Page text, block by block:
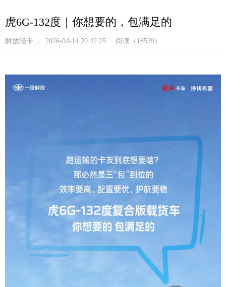
转
到
主
容
虎6G-132度｜你想要的，包满足的
解放轻卡 2026-04-14 20:42:25 阅读（18539）